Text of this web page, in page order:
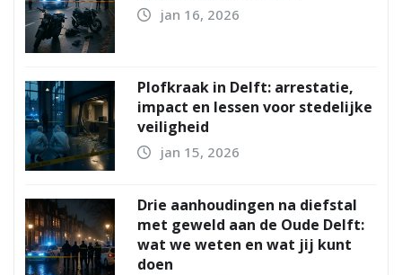
jan 16, 2026
Plofkraak in Delft: arrestatie,
impact en lessen voor stedelijke
veiligheid
jan 15, 2026
Drie aanhoudingen na diefstal
met geweld aan de Oude Delft:
wat we weten en wat jij kunt
doen